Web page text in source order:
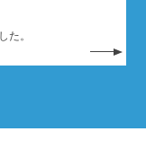
た。